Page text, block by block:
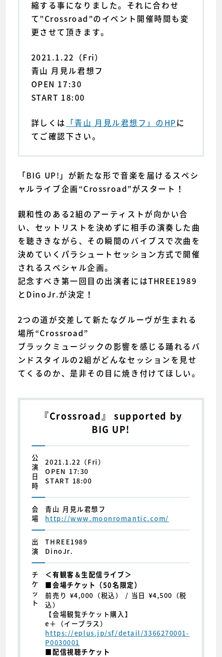
縮する事になりました。それに合わせ
て”Crossroad”のイベント開催時間も変
更させて頂きます。
2021.1.22（Fri）
青山 月見ル君想フ
OPEN 17:30
START 18:00
詳しくは 「青山 月見ル君想フ」のHPに
てご確認下さい。
「BIG UP!」が新たな形で音楽を届けるスペシ
ャルライブ企画“Crossroad”がスタート！
親和性のある2組のアーティストが向かい合
い、セットリストを決めずに相手の演奏した曲
を聴ききながら、その瞬間のバイブスで次曲を
決めていくパラシュートセッション方式で開催
されるスペシャル企画。
記念すべき第一回目の出演者にはTHREE1989
とDinoJr.が決定！
2つの道が交差して新たなグルーヴが生まれる
場所“Crossroad”
ブラックミュージックの影響を感じる踊れるバ
ンドスタイルの2組がどんなセッションを見せ
てくるのか、是非その目に焼き付けてほしい。
『Crossroad』 supported by
BIG UP!
公
演
日
時
2021.1.22（Fri）
OPEN 17:30
START 18:00
会
場
青山 月見ル君想フ
http://www.moonromantic.com/
出
演
THREE1989
DinoJr.
チ
ケ
ッ
ト
＜有観客＆生配信ライブ＞
■会場チケット（50名限定）
前売り ¥4,000（税込） / 当日 ¥4,500（税
込）
【会場観覧チケット購入】
e＋（イープラス）
https://eplus.jp/sf/detail/3366270001-
P0030001
■配信視聴チケット